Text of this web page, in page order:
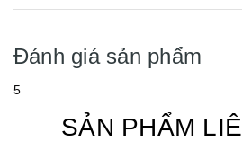
Đánh giá sản phẩm
5
SẢN PHẨM